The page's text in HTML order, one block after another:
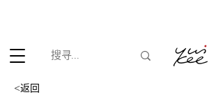
<返回